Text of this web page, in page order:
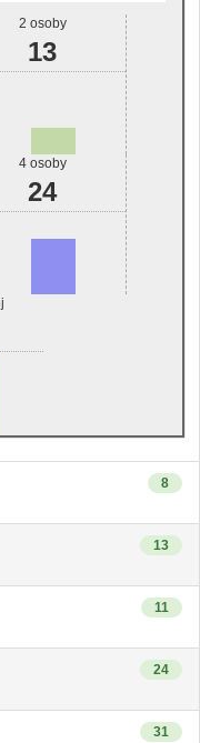
2 osoby
13
4 osoby
24
8
13
11
24
31